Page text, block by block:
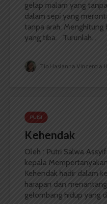
gelap malam yang
dalam sepi yang
tanpa arah, Menghitung
yang tiba. Turunlah...
Tio Hasianna Vincentia
PUISI
Kehendak
Oleh : Putri Salwa
kepala
Kehendak hadir dalam
harapan dan
gelombang hidup yang